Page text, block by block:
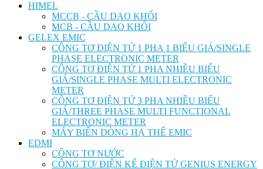
HIMEL
MCCB - CẦU DAO KHỐI
MCB - CẦU DAO KHỐI
GELEX EMIC
CÔNG TƠ ĐIỆN TỬ 1 PHA 1 BIỂU GIÁ/SINGLE
PHASE ELECTRONIC METER
CÔNG TƠ ĐIỆN TỬ 1 PHA NHIỀU BIỂU
GIÁ/SINGLE PHASE MULTI ELECTRONIC
METER
CÔNG TƠ ĐIỆN TỬ 3 PHA NHIỀU BIỂU
GIÁ/THREE PHASE MULTI FUNCTIONAL
ELECTRONIC METER
MÁY BIẾN DÒNG HẠ THẾ EMIC
EDMI
CÔNG TƠ NƯỚC
CÔNG TƠ/ ĐIỆN KẾ ĐIỆN TỬ GENIUS ENERGY